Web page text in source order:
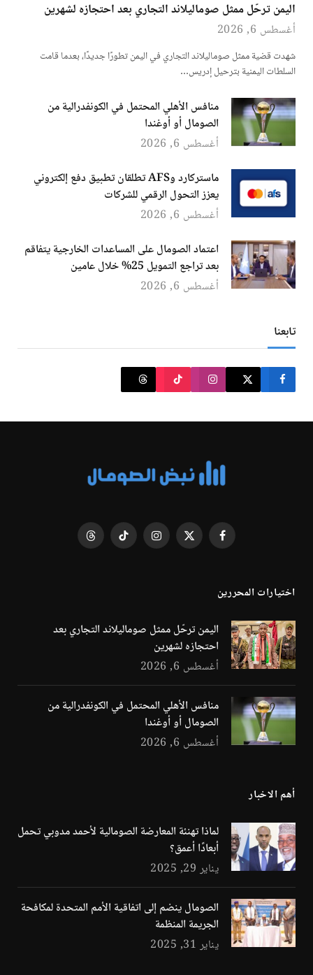
اليمن ترحّل ممثل صوماليلاند التجاري بعد احتجازه لشهرين
أغسطس 6, 2026
شهدت قضية ممثل صوماليلاند التجاري في اليمن تطورًا جديدًا، بعدما قامت
السلطات اليمنية بترحيل إدريس…
منافس الأهلي المحتمل في الكونفدرالية من
الصومال أو أوغندا
أغسطس 6, 2026
ماستركارد وAFS تطلقان تطبيق دفع إلكتروني
يعزز التحول الرقمي للشركات
أغسطس 6, 2026
اعتماد الصومال على المساعدات الخارجية يتفاقم
بعد تراجع التمويل 25% خلال عامين
أغسطس 6, 2026
تابعنا
فيسبوك X
الانستغرامتيكتوك Threads
اختيارات المحررين
اليمن ترحّل ممثل صوماليلاند التجاري بعد
احتجازه لشهرين
أغسطس 6, 2026
منافس الأهلي المحتمل في الكونفدرالية من
الصومال أو أوغندا
أغسطس 6, 2026
أهم الاخبار
لماذا تهنئة المعارضة الصومالية لأحمد مدوبي تحمل
أبعادًا أعمق؟
يناير 29, 2025
الصومال ينضم إلى اتفاقية الأمم المتحدة لمكافحة
الجريمة المنظمة
يناير 31, 2025